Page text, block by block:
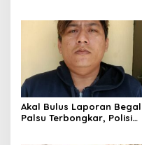
Terbaik Dunia
Akal Bulus Laporan Begal
Palsu Terbongkar, Polisi